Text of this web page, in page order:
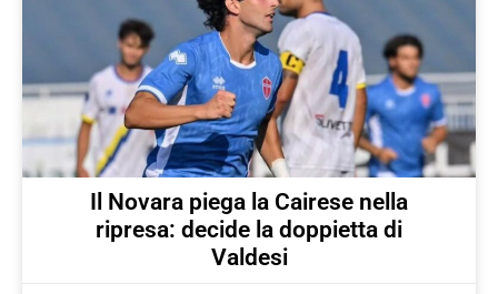
Il Novara piega la Cairese nella
ripresa: decide la doppietta di
Valdesi